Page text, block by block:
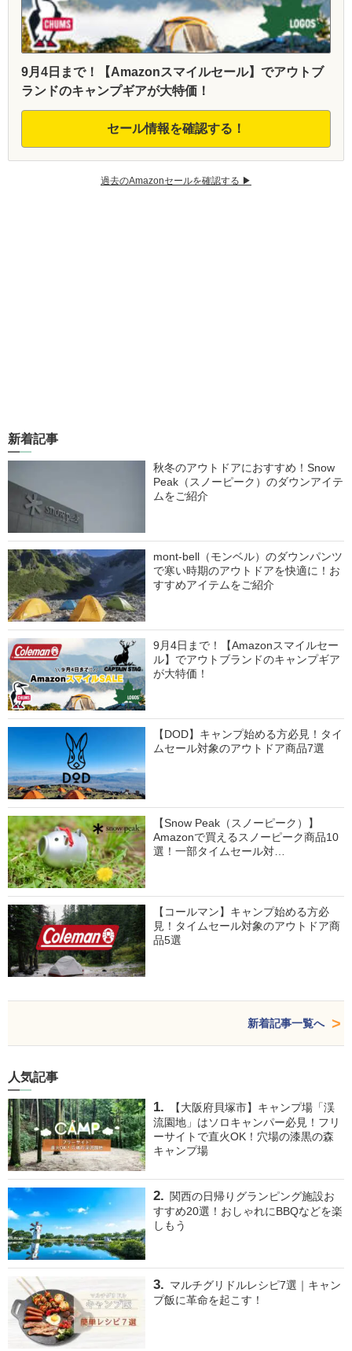
9月4日まで！【Amazonスマイルセール】でアウトブ
ランドのキャンプギアが大特価！
セール情報を確認する！
過去のAmazonセールを確認する ▶︎
新着記事
秋冬のアウトドアにおすすめ！Snow
Peak（スノーピーク）のダウンアイテ
ムをご紹介
mont-bell（モンベル）のダウンパンツ
で寒い時期のアウトドアを快適に！お
すすめアイテムをご紹介
9月4日まで！【Amazonスマイルセー
ル】でアウトブランドのキャンプギア
が大特価！
【DOD】キャンプ始める方必見！タイ
ムセール対象のアウトドア商品7選
【Snow Peak（スノーピーク）】
Amazonで買えるスノーピーク商品10
選！一部タイムセール対…
【コールマン】キャンプ始める方必
見！タイムセール対象のアウトドア商
品5選
新着記事一覧へ
人気記事
【大阪府貝塚市】キャンプ場「渓
流園地」はソロキャンパー必見！フリ
ーサイトで直火OK！穴場の漆黒の森
キャンプ場
関西の日帰りグランピング施設お
すすめ20選！おしゃれにBBQなどを楽
しもう
マルチグリドルレシピ7選｜キャン
プ飯に革命を起こす！